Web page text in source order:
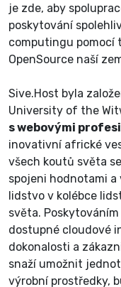
je zde, aby
poskytování
computingu pomocí
OpenSource naší
Sive.Host byla
University of the
s webovými
inovativní africké
všech koutů světa
spojeni hodnotami
lidstvo v kolébce
světa.
dostupné cloudové
dokonalosti a
snaží umožnit
výrobní prostředky,